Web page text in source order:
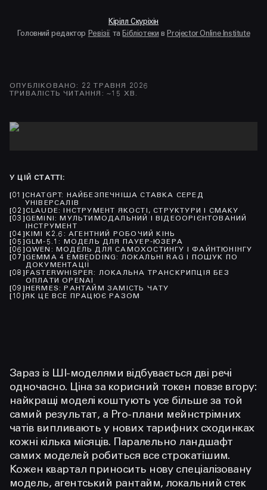
Кірілл Скуріхін
Головний редактор Ревізії таБібліотеки вProjector Online Institute
ОПУБЛІКОВАНО :
22 ТРАВНЯ 2026
ТРИВАЛІСТЬ ЧИТАННЯ : ~15 ХВ.
У ЦІЙ СТАТТІ:
[01 ]CHATGPT: НАЙБЕЗПЕЧНІША СТАВКА СЕРЕД
УНІВЕРСАЛІВ
[02 ]CLAUDE: ІНСТРУМЕНТ ЯКОСТІ, СТРУКТУРИ І СМАКУ
[03 ]GEMINI: МУЛЬТИМОДАЛЬНИЙ І ВІДЕООРІЄНТОВАНИЙ
ІНСТРУМЕНТ
[04 ] KIMI K2.6: АГЕНТНИЙ РОБОЧИЙ КІНЬ
[05 ]GLM-5.1: МОДЕЛЬ ДЛЯ ПАУЕР-ЮЗЕРА
[06 ]QWEN: МОДЕЛЬ ДЛЯ САМОХОСТИНГУ І ФАЙНТЮНІНГУ
[07 ]GEMMA 4 EMBEDDING: ЛОКАЛЬНІ RAG І ПОШУК ПО
ДОКУМЕНТАЦІЇ
[08 ] FASTERWHISPER: ЛОКАЛЬНА ТРАНСКРИПЦІЯ БЕЗ
ОПЛАТИ OPENAI
[09 ] HERMES: РАНТАЙМ ЗАМІСТЬ ЧАТУ
[ 10 ]ЯК ЦЕ ВСЕ ПРАЦЮЄ РАЗОМ
Зараз із ШІ-моделями відбувається дві речі
одночасно. Ціна за корисний токен повзе вгору:
найкращі моделі коштують усе більше за той
самий результат, а Pro-плани мейнстрімних
чатів випливають у нових тарифних сходинках
кожні кілька місяців. Паралельно ландшафт
самих моделей робиться все строкатішим.
Кожен квартал приносить нову спеціалізовану
модель, агентський рантайм, локальний стек